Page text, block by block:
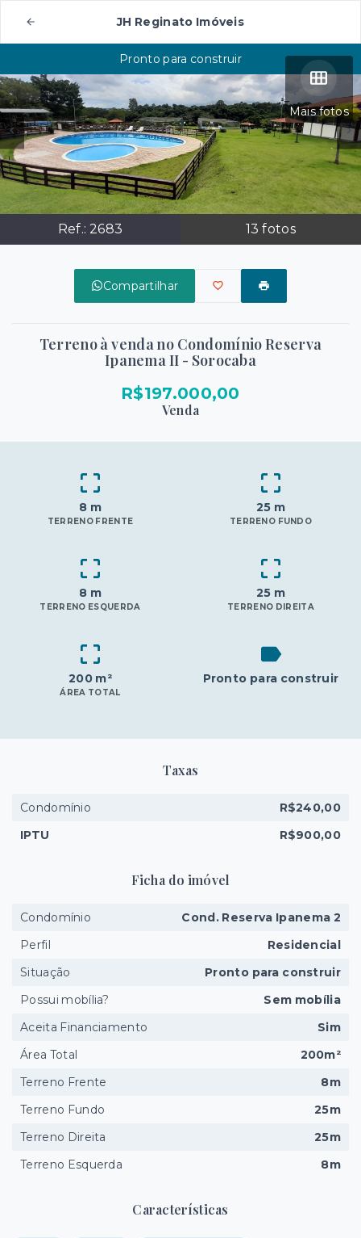
JH Reginato Imóveis
Mais fotos
Ref.: 2683 13 fotos
Pronto para construir
Compartilhar
Terreno à venda no Condomínio Reserva
Ipanema II - Sorocaba
R$197.000,00
Venda
8 m
TERRENO FRENTE
25 m
TERRENO FUNDO
8 m
TERRENO ESQUERDA
25 m
TERRENO DIREITA
200 m²
ÁREA TOTAL
Pronto para construir
Características
Taxas
Condomínio
R$240,00
IPTU
R$900,00
Ficha do imóvel
Condomínio
Cond. Reserva Ipanema 2
Perfil
Residencial
Situação
Pronto para construir
Possui mobília?
Sem mobília
Aceita Financiamento
Sim
Área Total
200m²
Terreno Frente
8m
Terreno Fundo
25m
Terreno Direita
25m
Terreno Esquerda
8m